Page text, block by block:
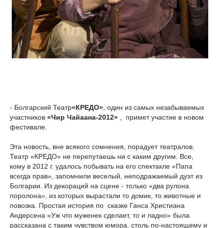
- Болгарский Театр«КРЕДО» , один из самых незабываемых
участников «Чир Чайаана-2012» , примет участие в новом
фестивале.
Эта новость, вне всякого сомнения, порадует театралов.
Театр «КРЕДО» не перепутаешь ни с каким другим. Все,
кому в 2012 г. удалось побывать на его спектакле «Папа
всегда прав», запомнили веселый, неподражаемый дуэт из
Болгарии. Из декораций на сцене - только «два рулона
поролона», из которых вырастали то домик, то животные и
повозка. Простая история по сказке Ганса Христиана
Андерсена «Уж что муженек сделает, то и ладно» была
рассказана с таким чувством юмора, столь по-настоящему и